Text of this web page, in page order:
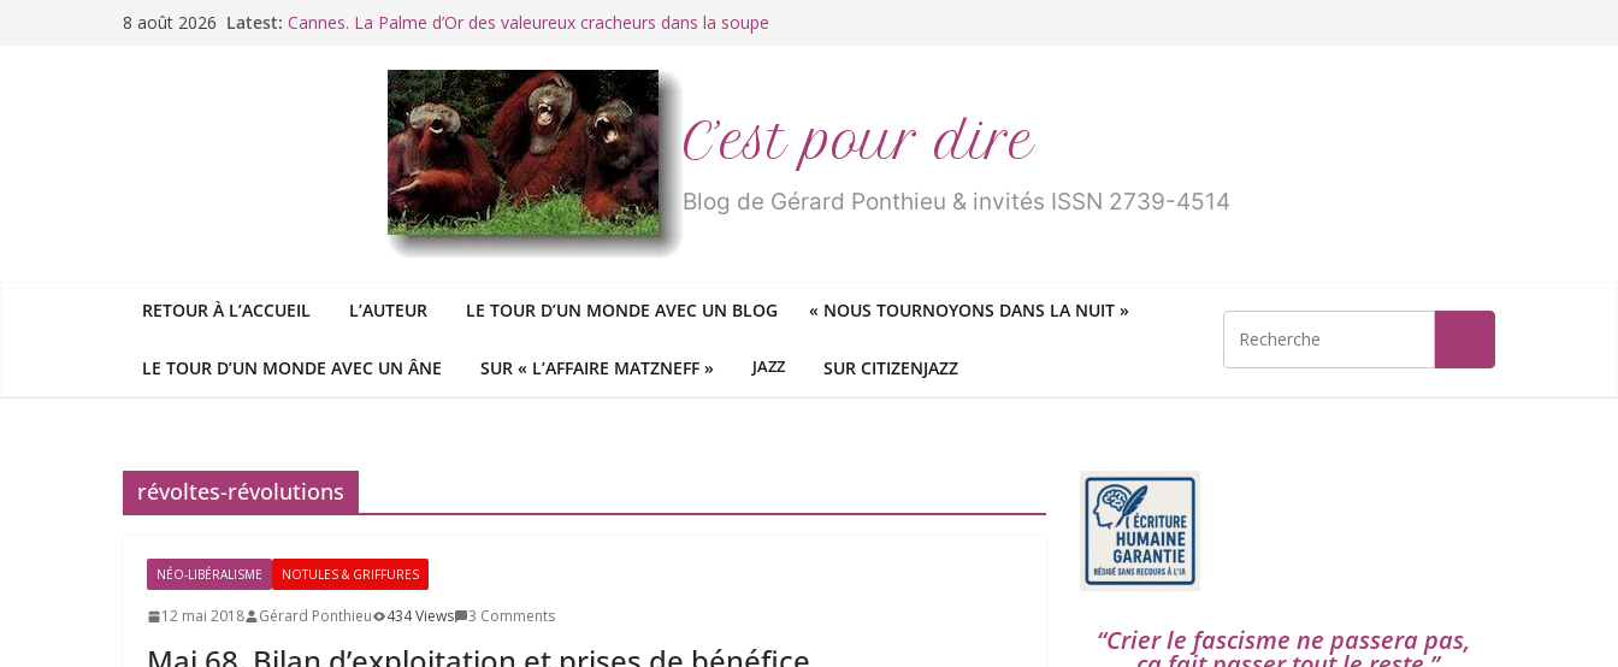
8 août 2026 Latest: Cannes. La Palme d’Or des valeureux cracheurs dans la soupe
Racisme. Moi, Picard-Marseillais traité de « blanc de merde » !
George : « Le meilleur des mondes » ou «
Le patriarcat », bouc émissaire des féministes idéologiquesC’est pour dire
Blog de Gérard Ponthieu & invités ISSN 2739-4514
RETOUR À L’ACCUEIL L’AUTEUR LE TOUR D’UN MONDE AVEC UN BLOG « NOUS TOURNOYONS DANS LA NUIT »
LE TOUR D’UN MONDE AVEC UN ÂNE SUR « L’AFFAIRE MATZNEFF » JAZZ SUR CITIZENJAZZ
révoltes-révolutions
NÉO-LIBÉRALISME NOTULES & GRIFFURES
12 mai 2018 Gérard Ponthieu 434 Views 3 Comments
“Crier le fas­cisme ne pas­se­ra pas,